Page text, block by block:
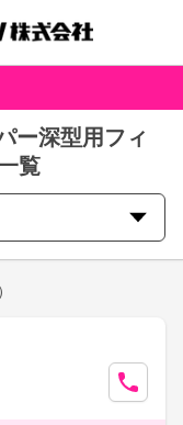
ー深型用フィ
覧